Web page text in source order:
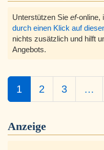
Unterstützen Sie ef-online,
durch einen Klick auf
nichts zusätzlich und hilft
Angebots.
1 2 3 …
Anzeige